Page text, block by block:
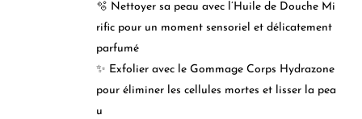
🫧 Nettoyer sa peau avec l’Huile de Douche Mi
rific pour un moment sensoriel et délicatement
parfumé
✨ Exfolier avec le Gommage Corps Hydrazone
pour éliminer les cellules mortes et lisser la pea
u